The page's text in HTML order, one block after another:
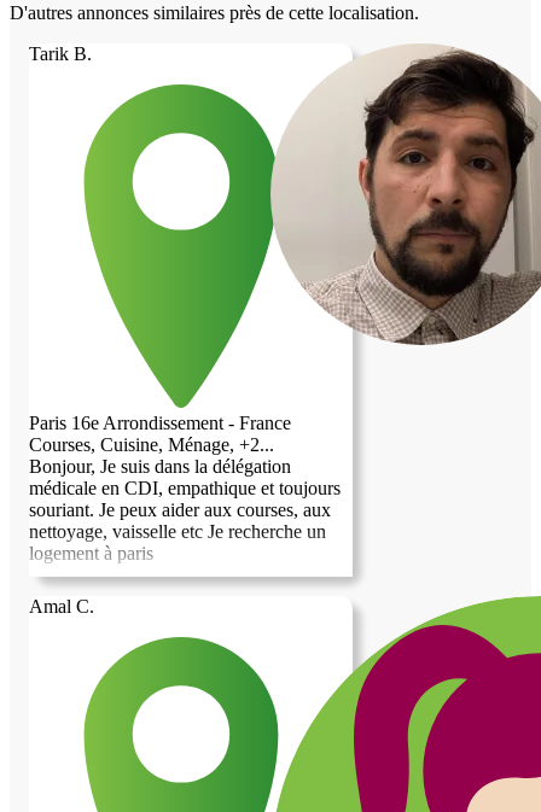
D'autres annonces similaires près de cette localisation.
Tarik B.
Paris 16e Arrondissement - France
Courses, Cuisine, Ménage, +2...
Bonjour, Je suis dans la délégation
médicale en CDI, empathique et toujours
souriant. Je peux aider aux courses, aux
nettoyage, vaisselle etc Je recherche un
logement à paris
Amal C.